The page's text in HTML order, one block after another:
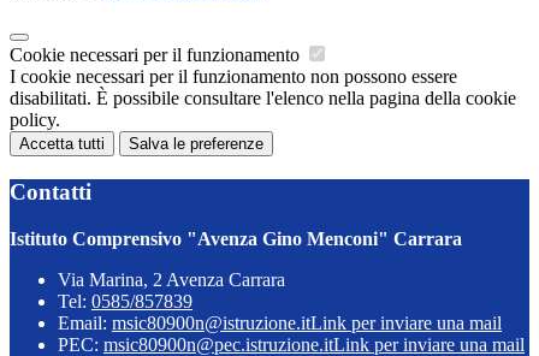
Cookie necessari per il funzionamento
I cookie necessari per il funzionamento non possono essere
disabilitati. È possibile consultare l'elenco nella pagina della cookie
policy.
Accetta tutti Salva le preferenze
Contatti
Istituto Comprensivo "Avenza Gino Menconi" Carrara
Via Marina, 2 Avenza Carrara
Tel: 0585/857839
Email: msic80900n@istruzione.itLink per inviare una mail
PEC: msic80900n@pec.istruzione.itLink per inviare una mail